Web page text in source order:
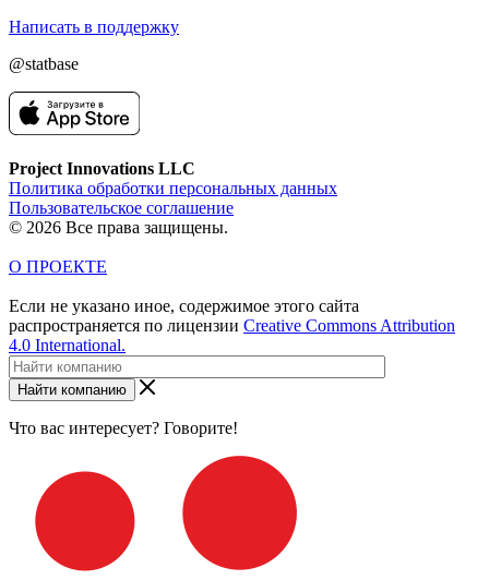
Написать в поддержку
@statbase
Project Innovations LLC
Политика обработки персональных данных
Пользовательское соглашение
© 2026 Все права защищены.
О ПРОЕКТЕ
Если не указано иное, содержимое этого сайта
распространяется по лицензии Creative Commons Attribution
4.0 International.
Найти компанию
Что вас интересует? Говорите!